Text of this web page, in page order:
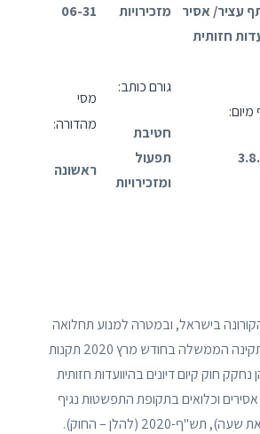
עציר/ אסיר
חזותית
מזכירויות 06-31
גורם כותב:
חטיבת
תפעול
ומזכירויות
מסי
מהדורה:
ראשונה
בישראל, ובמטרה למנוע תחלואה
במתקני הכליאה, התקינה הממשלה בחודש מרץ 2020 תקנות
חוק קיום דיונים בהיוועדות חזותית
וכלואים בתקופת התפשטות נגיף
2020 (להלן – החוק).